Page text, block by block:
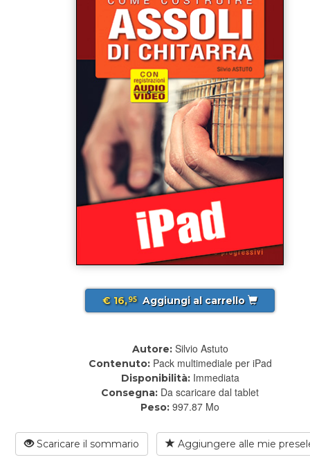
€ 16,95 Aggiungi al carrello
Autore: Silvio Astuto
Contenuto: Pack multimediale per iPad
Disponibilità: Immediata
Consegna: Da scaricare dal tablet
Peso: 997.87 Mo
Scaricare il sommario Aggiungere alle mie